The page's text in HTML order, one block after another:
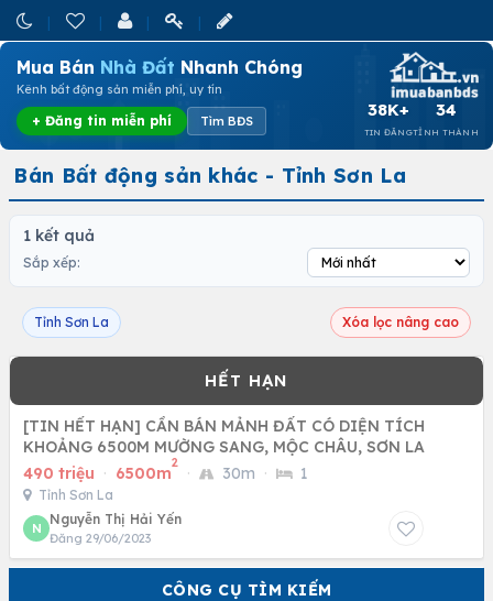
Mua Bán Nhà Đất Nhanh Chóng
Kênh bất động sản miễn phí, uy tín
+ Đăng tin miễn phí Tìm BĐS
38K+
TIN ĐĂNG
34
TỈNH THÀNH
CÔNG CỤ TÌM KIẾM
Bán Bất động sản khác - Tỉnh Sơn La
1 kết quả
Sắp xếp:
Tỉnh Sơn La Xóa lọc nâng cao
[TIN HẾT HẠN] CẦN BÁN MẢNH ĐẤT CÓ DIỆN TÍCH
KHOẢNG 6500M MƯỜNG SANG, MỘC CHÂU, SƠN LA
490 triệu · 6500m
2
· 30m · 1
Tỉnh Sơn La
N
Nguyễn Thị Hải Yến
Đăng 29/06/2023